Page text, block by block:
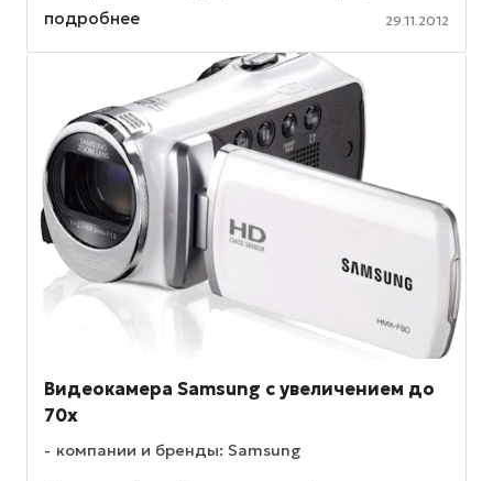
системы Android 4.0.4 Ice Cream ...
подробнее 29.11.2012
Видеокамера Samsung с увеличением до
70х
компании и бренды: Samsung